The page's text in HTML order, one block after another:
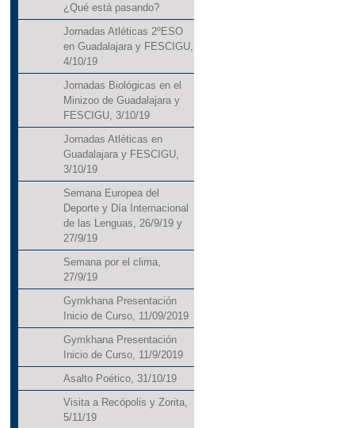
¿Qué está pasando?
Jornadas Atléticas 2ºESO
en Guadalajara y FESCIGU,
4/10/19
Jornadas Biológicas en el
Minizoo de Guadalajara y
FESCIGU, 3/10/19
Jornadas Atléticas en
Guadalajara y FESCIGU,
3/10/19
Semana Europea del
Deporte y Día Internacional
de las Lenguas, 26/9/19 y
27/9/19
Semana por el clima,
27/9/19
Gymkhana Presentación
Inicio de Curso, 11/09/2019
Gymkhana Presentación
Inicio de Curso, 11/9/2019
Asalto Poético, 31/10/19
Visita a Recópolis y Zorita,
5/11/19